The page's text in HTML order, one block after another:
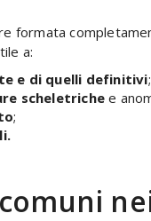
formata
a:
e di quelli definitivi;
scheletrichee
;